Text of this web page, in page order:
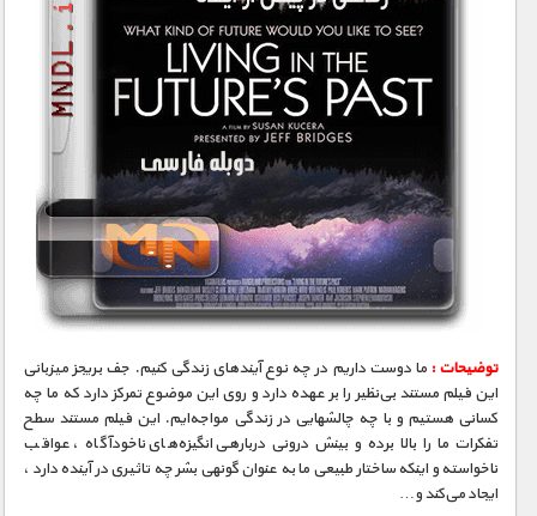
فرهنگ / هنر
کیهان / نجوم
گردشگری
مسابقات / ورزشی
مستند های اختصاصی
توضیحات :
ما دوست داریم در چه نوع آینده‎ای زندگی کنیم. جف بریجز میزبانی
این فیلم مستند بی‌نظیر را بر عهده دارد و روی این موضوع تمرکز دارد که ما چه
کسانی هستیم و با چه چالش‎هایی در زندگی مواجه‌ایم. این فیلم مستند سطح
تفکرات ما را بالا برده و بینش درونی درباره‎ی انگیزه‌های ناخودآگاه ، عواقب
ناخواسته و اینکه ساختار طبیعی ما به عنوان گونه‎ی بشر چه تاثیری در آینده دارد ،
ایجاد می‌کند و…